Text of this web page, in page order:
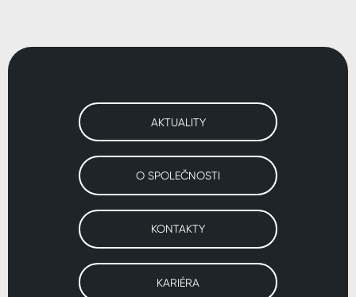
AKTUALITY
O SPOLEČNOSTI
KONTAKTY
KARIÉRA